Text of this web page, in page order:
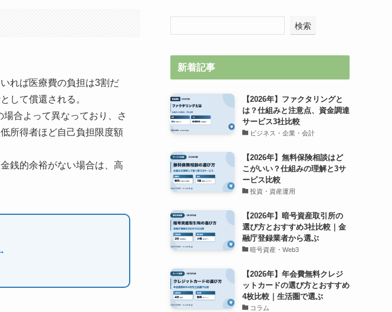
れば医療費の負担は3割だ
して償還される。
合よって異なっており、さ
所得者ほど自己負担限度額
銭的余裕がない場合は、高
検索
新着記事
【2026年】ファクタリングと
は？仕組みと注意点、資金調達
サービス3社比較
ビジネス・企業・会計
【2026年】無料保険相談はど
こがいい？仕組みの理解と3サ
ービス比較
投資・資産運用
【2026年】暗号資産取引所の
選び方とおすすめ3社比較｜金
融庁登録業者から選ぶ
暗号資産・Web3
【2026年】年会費無料クレジ
ットカードの選び方とおすすめ
4枚比較｜生活圏で選ぶ
コラム